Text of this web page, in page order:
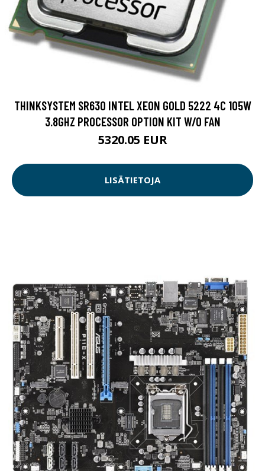
THINKSYSTEM SR630 INTEL XEON GOLD 5222 4C 105W
3.8GHZ PROCESSOR OPTION KIT W/O FAN
5320.05 EUR
LISÄTIETOJA